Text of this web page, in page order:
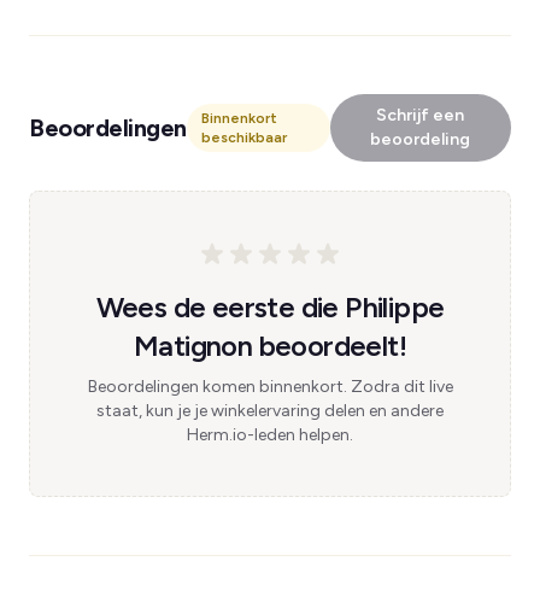
Beoordelingen
Binnenkort
beschikbaar
Schrijf een
beoordeling
Wees de eerste die Philippe
Matignon beoordeelt!
Beoordelingen komen binnenkort. Zodra dit live
staat, kun je je winkelervaring delen en andere
Herm.io-leden helpen.